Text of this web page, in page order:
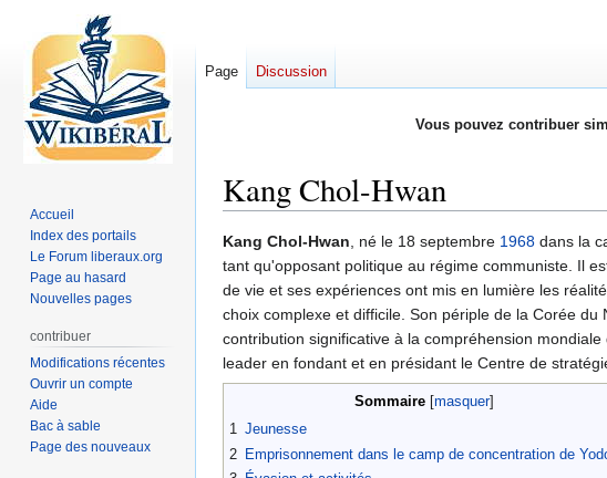
Vous pouvez contribuer
Kang Chol-Hwan
Aller
à
la
navigation
Aller
à
la
recherche
Kang Chol-Hwan, né le 18 septembre 1968 dans la
tant qu'opposant politique au régime communiste. Il
de vie et ses expériences ont mis en lumière les
choix complexe et difficile. Son périple de la Corée
contribution significative à la compréhension
leader en fondant et en présidant le Centre de
Sommaire
1 Jeunesse
2 Emprisonnement dans le camp de concentration de
Page Discussion
Accueil
Index des portails
Le Forum liberaux.org
Page au hasard
Nouvelles pages
contribuer
Modifications récentes
Ouvrir un compte
Aide
Bac à sable
Page des nouveaux